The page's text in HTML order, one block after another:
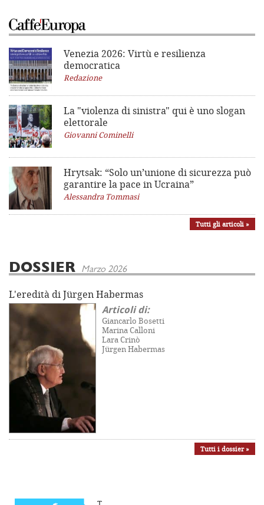
Venezia 2026: Virtù e resilienza
democratica
Redazione
La "violenza di sinistra" qui è uno slogan
elettorale
Giovanni Cominelli
Hrytsak: “Solo un’unione di sicurezza può
garantire la pace in Ucraina”
Alessandra Tommasi
Tutti gli articoli »
DOSSIER Marzo 2026
L'eredità di Jürgen Habermas
Articoli di:
Giancarlo Bosetti
Marina Calloni
Lara Crinò
Jürgen Habermas
Tutti i dossier »